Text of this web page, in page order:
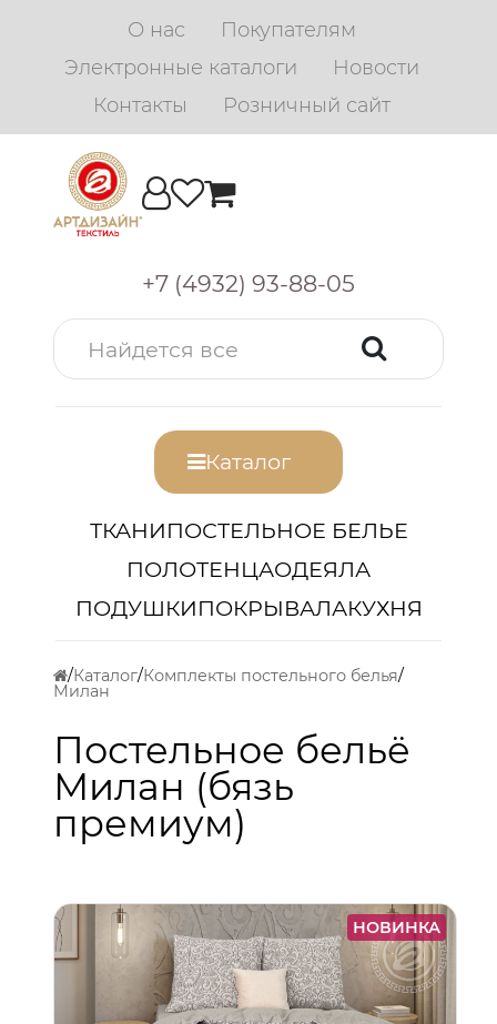
О нас
Покупателям
Электронные каталоги
Новости
Контакты
Розничный сайт
+7 (4932) 93-88-05
Каталог
ТКАНИПОСТЕЛЬНОЕ БЕЛЬЕ
ПОЛОТЕНЦАОДЕЯЛА
ПОДУШКИПОКРЫВАЛАКУХНЯ
Каталог Комплекты постельного белья
Милан
Постельное бельё
Милан (бязь
премиум)
НОВИНКА